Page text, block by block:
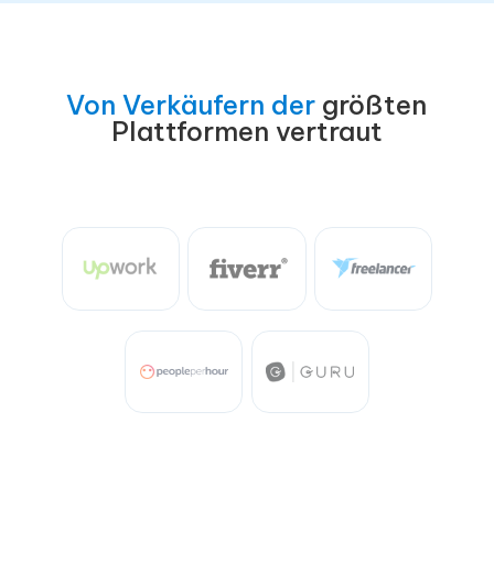
Von Verkäufern der größten
Plattformen vertraut